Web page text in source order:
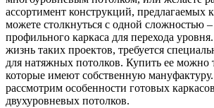
ассортимент конструкций, предлагаемых
можете столкнуться с одной сложностью
профильного каркаса для перехода
жизнь таких проектов, требуется
для натяжных потолков. Купить ее можно
которые имеют собственную
рассмотрим особенности готовых
двухуровневых потолков.